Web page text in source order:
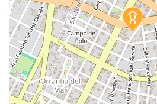
COTIZAR AHORA